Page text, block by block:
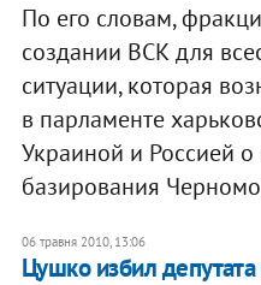
По его словам,
создании ВСК для
ситуации, которая
в парламенте
Украиной и Россией
базирования
06 травня 2010, 13:06
Цушко избил